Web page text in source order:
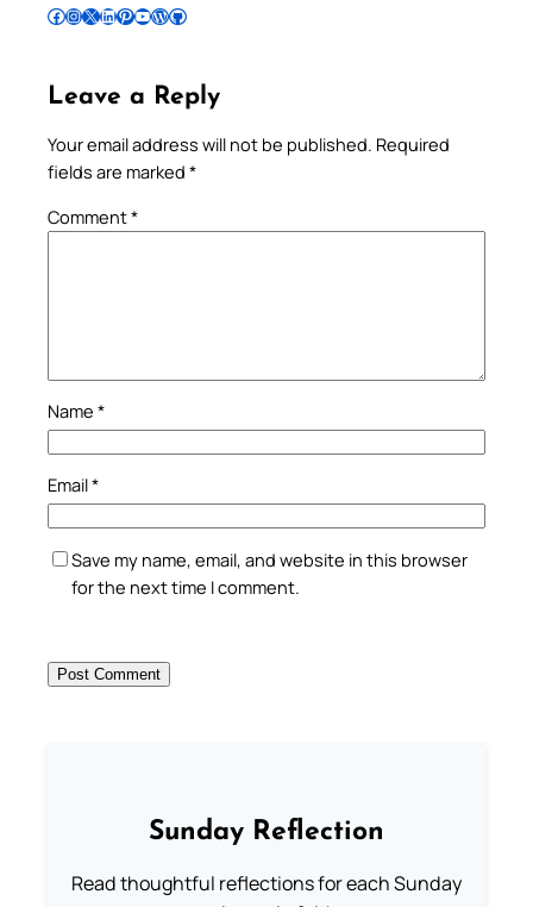
Follow Pradeep on Facebook Follow Pradeep on InstagramFollow Pradeep on X Follow Pradeep on LinkedIn Follow Pradeep on Pinterest Subscribe to Pradeep’s Youtube Channel Follow Pradeep on WordPress Follow Pradeep on GitHub
Leave a Reply
Your email address will not be published. Required
fields are marked *
Comment*
Name *
Email*
Save my name, email, and website in this browser
for the next time I comment.
Sunday Reflection
Read thoughtful reflections for each Sunday